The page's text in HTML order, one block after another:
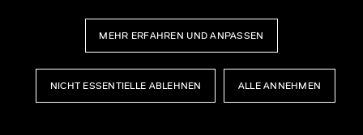
MEHR ERFAHREN UND ANPASSEN
NICHT ESSENTIELLE ABLEHNEN ALLE ANNEHMEN
Anonymisierung der IP-Adressen können diese Daten
nicht mehr bestimmten Personen zugeordnet werden.
Die Nutzung dieses Analyse-Tools erfolgt auf Grundlage
von Art. 6 Abs. 1 lit. f DSGVO. Der Websitebetreiber hat